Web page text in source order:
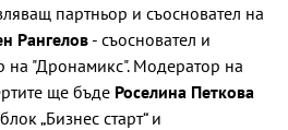
партньор и съосновател на
Рангелов- съосновател и
на "Дронамикс". Модератор на
ще бъде Роселина Петкова
„Бизнес старт“ и